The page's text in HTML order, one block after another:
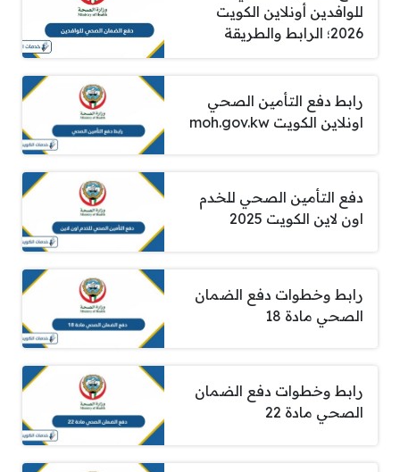
للوافدين أونلاين الكويت
2026؛ الرابط والطريقة
رابط دفع التأمين الصحي
اونلاين الكويت moh.gov.kw
دفع التأمين الصحي للخدم
اون لاين الكويت 2025
رابط وخطوات دفع الضمان
الصحي مادة 18
رابط وخطوات دفع الضمان
الصحي مادة 22